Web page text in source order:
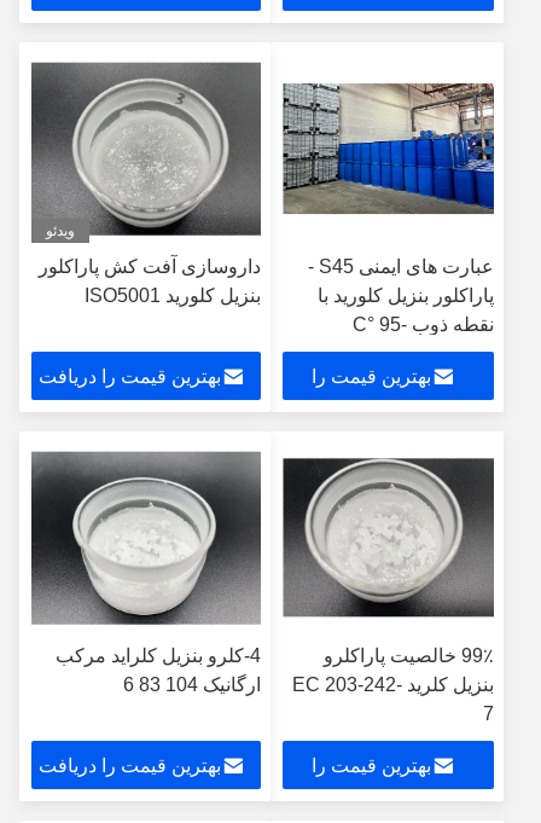
عبارت های ایمنی S45 -
پاراکلور بنزیل کلورید با
نقطه ذوب -95 °C
بهترین قیمت را
ویدئو
داروسازی آفت کش پاراکلور
بنزیل کلورید ISO5001
بهترین قیمت را دریافت
99٪ خالصیت پاراکلرو
بنزیل کلرید EC 203-242-
7
بهترین قیمت را
4-کلرو بنزیل کلراید مرکب
ارگانیک 104 83 6
بهترین قیمت را دریافت